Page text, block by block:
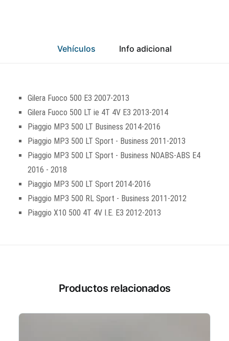
Vehículos Info adicional
Gilera Fuoco 500 E3 2007-2013
Gilera Fuoco 500 LT ie 4T 4V E3 2013-2014
Piaggio MP3 500 LT Business 2014-2016
Piaggio MP3 500 LT Sport - Business 2011-2013
Piaggio MP3 500 LT Sport - Business NOABS-ABS E4
2016 - 2018
Piaggio MP3 500 LT Sport 2014-2016
Piaggio MP3 500 RL Sport - Business 2011-2012
Piaggio X10 500 4T 4V I.E. E3 2012-2013
Productos relacionados